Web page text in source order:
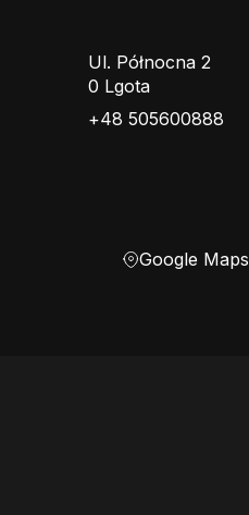
Ul. Północna 2
0 Lgota
+48 505600888
Google Maps